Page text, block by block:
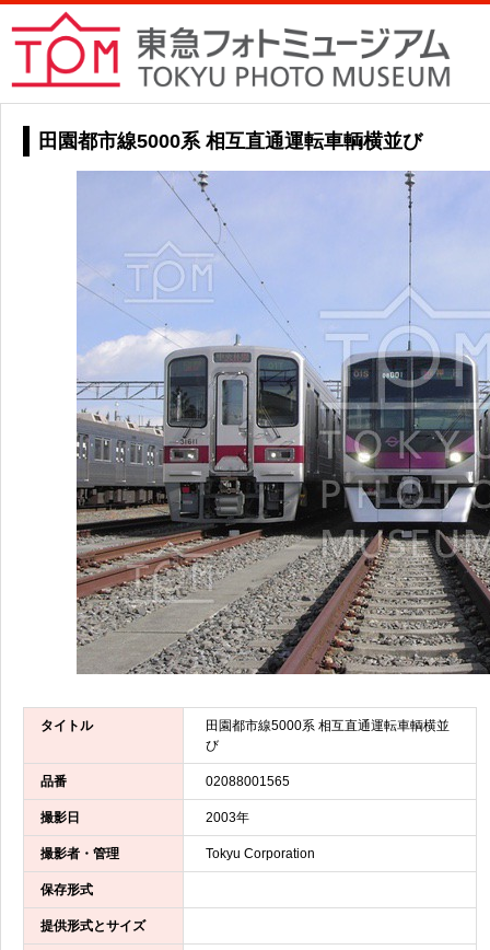
田園都市線5000系 相互直通運転車輌横並び
タイトル
田園都市線5000系 相互直通運転車輌横並
び
品番 02088001565
撮影日 2003年
撮影者・管理 Tokyu Corporation
保存形式
提供形式とサイズ